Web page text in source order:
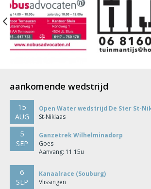
Previous
aankomende wedstrijd
15
AUG
Open Water wedstrijd De Ster St-
St-Niklaas
5
SEP
Ganzetrek Wilhelminadorp
Goes
Aanvang: 11.15u
6
SEP
Kanaalrace (Souburg)
Vlissingen